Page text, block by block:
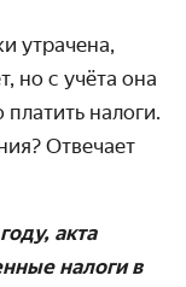
утрачена,
но с учёта она
платить налоги.
Отвечает
акта
налоги в